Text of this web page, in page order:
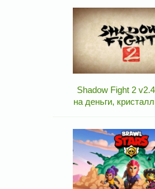
Shadow Fight 2
на деньги,